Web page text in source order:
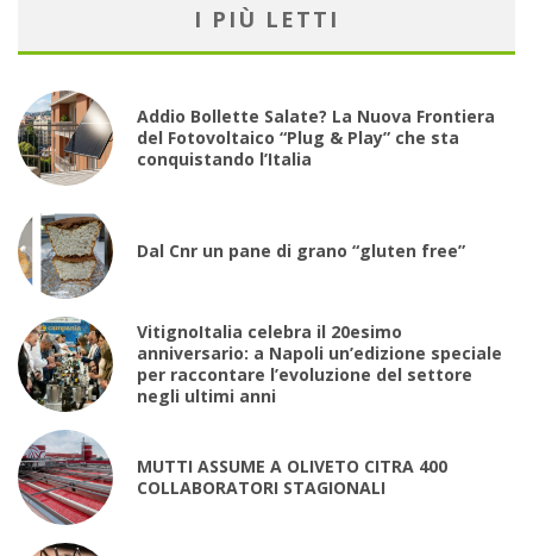
I PIÙ LETTI
Addio Bollette Salate? La Nuova Frontiera
del Fotovoltaico “Plug & Play” che sta
conquistando l’Italia
Dal Cnr un pane di grano “gluten free”
VitignoItalia celebra il 20esimo
anniversario: a Napoli un’edizione speciale
per raccontare l’evoluzione del settore
negli ultimi anni
MUTTI ASSUME A OLIVETO CITRA 400
COLLABORATORI STAGIONALI